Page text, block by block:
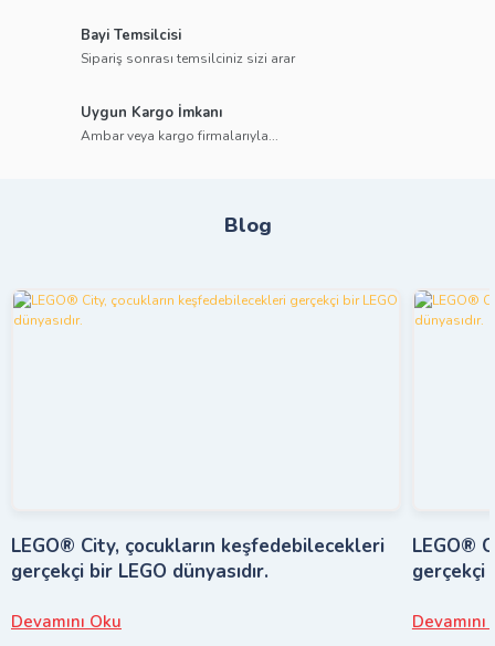
Bayi Temsilcisi
Sipariş sonrası temsilciniz sizi arar
Uygun Kargo İmkanı
Ambar veya kargo firmalarıyla...
Blog
LEGO® City, çocukların keşfedebilecekleri
gerçekçi bir LEGO dünyasıdır.
Devamını Oku
LEGO®
gerçekçi
Devamını